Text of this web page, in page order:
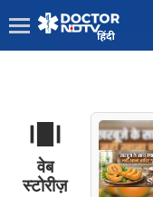
वेब
स्टोरीज़